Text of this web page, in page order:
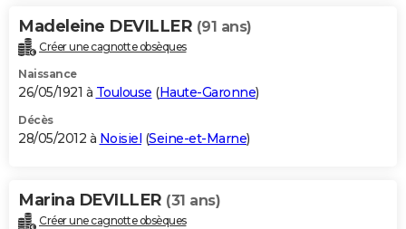
Madeleine DEVILLER (91 ans)
Créer une cagnotte obsèques
Naissance
26/05/1921 à Toulouse (Haute-Garonne)
Décès
28/05/2012 à Noisiel (Seine-et-Marne)
Marina DEVILLER (31 ans)
Créer une cagnotte obsèques